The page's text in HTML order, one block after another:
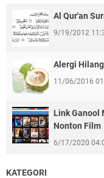
Al Qur'an
9/19/2012
Alergi
11/06/2016
Link Ganool
Nonton Film
6/17/2020
KATEGORI